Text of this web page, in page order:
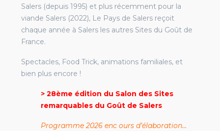
Salers (depuis 1995) et plus récemment pour la
viande Salers (2022), Le Pays de Salers reçoit
chaque année à Salers les autres Sites du Goût de
France.
Spectacles, Food Trick, animations familiales, et
bien plus encore !
> 28ème édition du Salon des Sites
remarquables du Goût de Salers
Programme 2026 enc ours d’élaboration…